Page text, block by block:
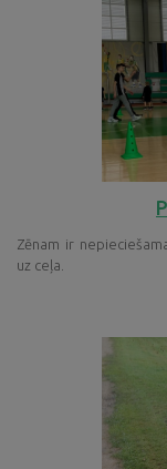
Zēnam ir
uz ceļa.